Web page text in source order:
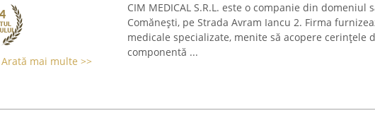
Arată mai multe >>
CIM MEDICAL S.R.L. este o companie din domeniul
Comănești, pe Strada Avram Iancu 2. Firma
medicale specializate, menite să acopere cerințele
componentă ...